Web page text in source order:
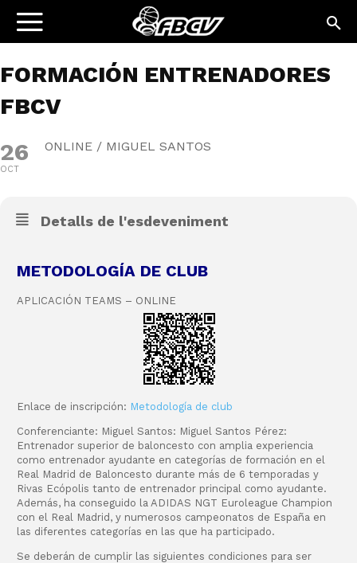
FORMACIÓN ENTRENADORES
FBCV
26
OCT
ONLINE / MIGUEL SANTOS
Detalls de l'esdeveniment
METODOLOGÍA DE CLUB
APLICACIÓN TEAMS – ONLINE
Enlace de inscripción: Metodología de club
Conferenciante: Miguel Santos: Miguel Santos Pérez:
Entrenador superior de baloncesto con amplia experiencia
como entrenador ayudante en categorías de formación en el
Real Madrid de Baloncesto durante más de 6 temporadas y
Rivas Ecópolis tanto de entrenador principal como ayudante.
Además, ha conseguido la ADIDAS NGT Euroleague Champion
con el Real Madrid, y numerosos campeonatos de España en
las diferentes categorías en las que ha participado.
Se deberán de cumplir las siguientes condiciones para ser